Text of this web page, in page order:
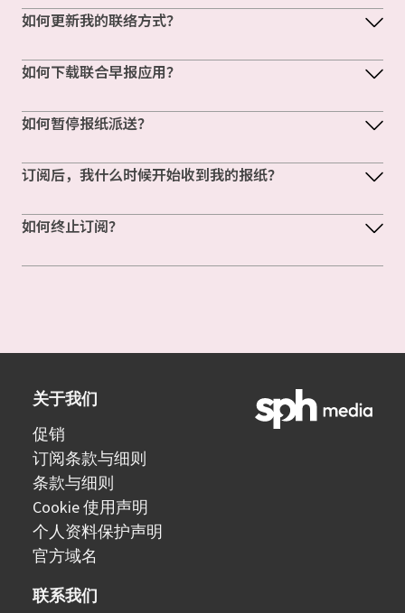
如何更新我的联络方式？
如何下载联合早报应用？
如何暂停报纸派送？
订阅后，我什么时候开始收到我的报纸？
如何终止订阅？
关于我们
促销
订阅条款与细则
条款与细则
Cookie 使用声明
个人资料保护声明
官方域名
联系我们